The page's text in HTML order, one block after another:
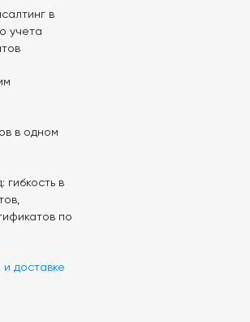
в
учета
в одном
гибкость в
по
доставке